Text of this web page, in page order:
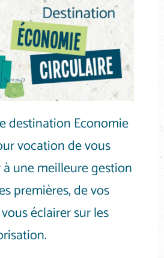
destination Economie
vocation de vous
une meilleure gestion
premières, de vos
éclairer sur les